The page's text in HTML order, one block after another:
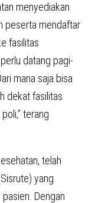
menyediakan
peserta mendaftar
fasilitas
datang pagi-
mana saja bisa
dekat fasilitas
terang
telah
yang
Dengan